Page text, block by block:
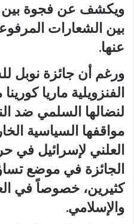
ويكشف عن فجوة بين
بين الشعارات
عنها.
ورغم أن جائزة نوبل
الفنزويلية ماريا
لنضالها السلمي ضد
مواقفها السياسية
العلني لإسرائيل
الجائزة في موضع
كثيرين، خصوصاً في
والإسلامي.